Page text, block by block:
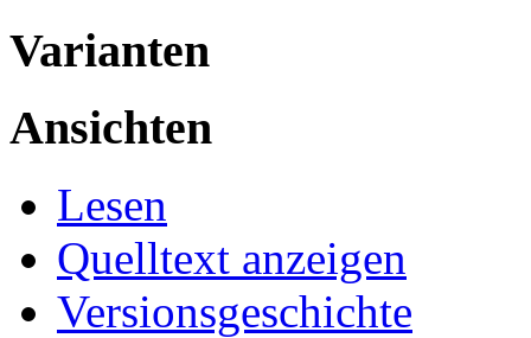
Varianten
Ansichten
Lesen
Quelltext anzeigen
Versionsgeschichte